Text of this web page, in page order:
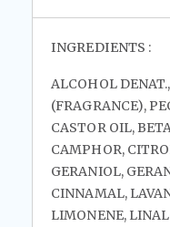
INGREDIENTS :
ALCOHOL
(FRAGRANCE),
CASTOR OIL,
CAMPHOR,
GERANIOL,
CINNAMAL,
LIMONENE,